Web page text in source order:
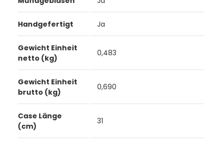
Handgefertigt Ja
Gewicht Einheit
netto (kg)
0,483
Gewicht Einheit
brutto (kg)
0,690
Case Länge
(cm)
31